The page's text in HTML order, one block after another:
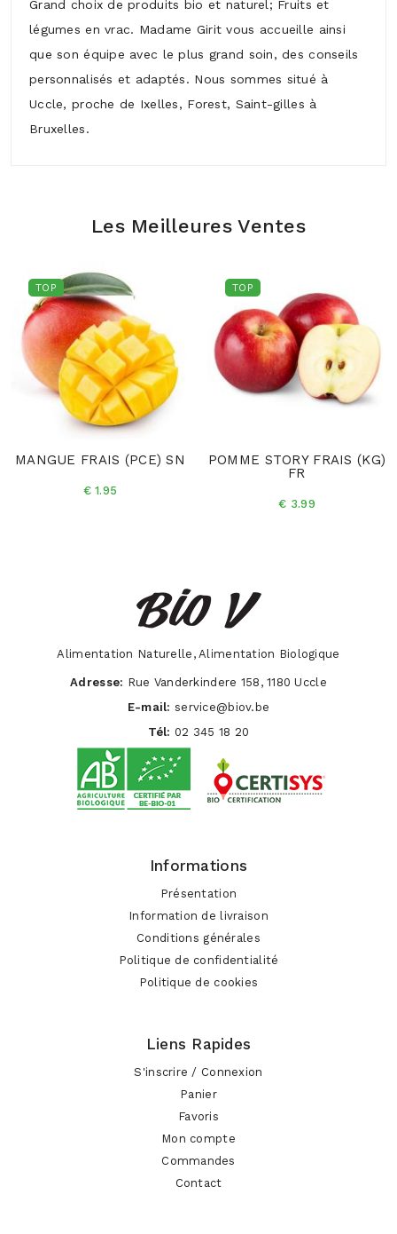
Grand choix de produits bio et naturel; Fruits et
légumes en vrac. Madame Girit vous accueille ainsi
que son équipe avec le plus grand soin, des conseils
personnalisés et adaptés. Nous sommes situé à
Uccle, proche de Ixelles, Forest, Saint-gilles à
Bruxelles.
Les Meilleures Ventes
TOP
MANGUE FRAIS (PCE) SN
€ 1.95
TOP
POMME STORY FRAIS (KG)
FR
€ 3.99
Alimentation Naturelle, Alimentation Biologique
Adresse: Rue Vanderkindere 158, 1180 Uccle
E-mail: service@biov.be
Tél: 02 345 18 20
Informations
Présentation
Information de livraison
Conditions générales
Politique de confidentialité
Politique de cookies
Liens Rapides
S'inscrire / Connexion
Panier
Favoris
Mon compte
Commandes
Contact